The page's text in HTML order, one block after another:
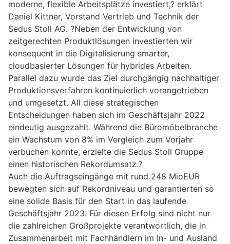
moderne, flexible Arbeitsplätze investiert,? erklärt
Daniel Kittner, Vorstand Vertrieb und Technik der
Sedus Stoll AG. ?Neben der Entwicklung von
zeitgerechten Produktlösungen investierten wir
konsequent in die Digitalisierung smarter,
cloudbasierter Lösungen für hybrides Arbeiten.
Parallel dazu wurde das Ziel durchgängig nachhaltiger
Produktionsverfahren kontinuierlich vorangetrieben
und umgesetzt. All diese strategischen
Entscheidungen haben sich im Geschäftsjahr 2022
eindeutig ausgezahlt. Während die Büromöbelbranche
ein Wachstum von 8% im Vergleich zum Vorjahr
verbuchen konnte, erzielte die Sedus Stoll Gruppe
einen historischen Rekordumsatz.?
Auch die Auftragseingänge mit rund 248 MioEUR
bewegten sich auf Rekordniveau und garantierten so
eine solide Basis für den Start in das laufende
Geschäftsjahr 2023. Für diesen Erfolg sind nicht nur
die zahlreichen Großprojekte verantwortlich, die in
Zusammenarbeit mit Fachhändlern im In- und Ausland